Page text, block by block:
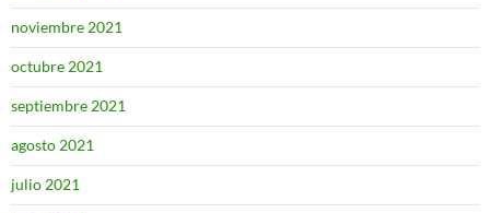
noviembre 2021
octubre 2021
septiembre 2021
agosto 2021
julio 2021